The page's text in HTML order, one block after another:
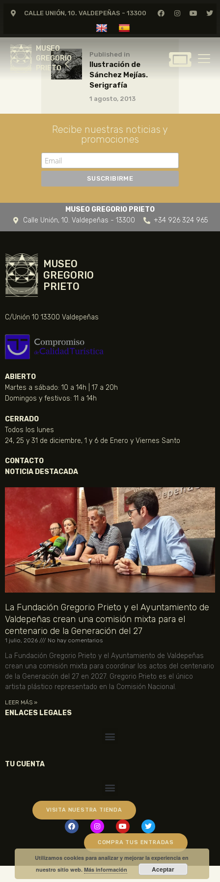
CALLE UNIÓN, 10. VALDEPEÑAS - 13300
MUSEO
GREGORIO
PRIETO
MUSEO
GREGORIO
GREGORIO PRIETO
ARCHIVO
CERTAMEN DE DIBUJO
FUNDACIÓN
TIENDA
NOTICIAS
Published in
Ilustración de
Sánchez Mejías.
Serigrafía
1 agosto, 2013
Recibe nuestras noticias y
promociones
MUSEO GREGORIO PRIETO
Calle Unión, 10. Valdepeñas - 13300
+34 926 324 965
MUSEO
GREGORIO
PRIETO
C/Unión 10 13300 Valdepeñas
ABIERTO
Martes a sábado: 10 a 14h | 17 a 20h
Domingos y festivos: 11 a 14h
CERRADO
Todos los lunes
24, 25 y 31 de diciembre, 1 y 6 de Enero y Viernes Santo
CONTACTO
NOTICIA DESTACADA
La Fundación Gregorio Prieto y el Ayuntamiento de
Valdepeñas crean una comisión mixta para el
centenario de la Generación del 27
1 julio, 2026 No hay comentarios
La Fundación Gregorio Prieto y el Ayuntamiento de Valdepeñas
crean una comisión mixta para coordinar los actos del centenario
de la Generación del 27 en 2027. Gregorio Prieto es el único
artista plástico representado en la Comisión Nacional.
LEER MÁS »
ENLACES LEGALES
TU CUENTA
VISITA NUESTRA TIENDA
COMPRA TUS ENTRADAS
Utilizamos cookies para analizar y mejorar la experiencia en
nuestro sitio web.Más información Aceptar